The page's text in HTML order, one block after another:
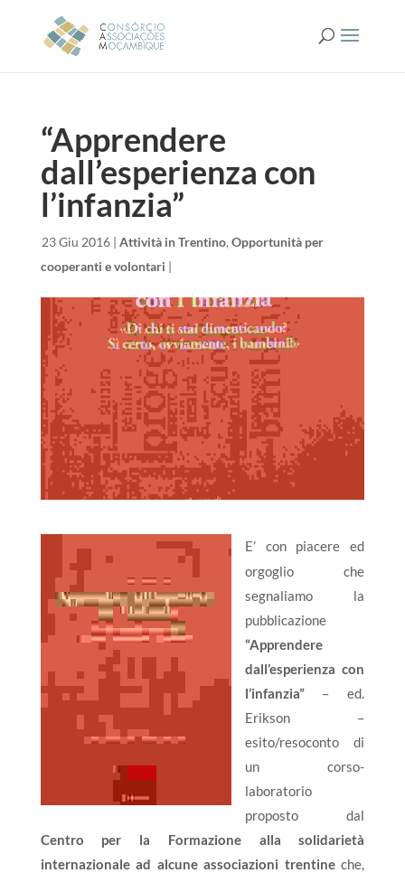
“Apprendere
dall’esperienza con
l’infanzia”
23 Giu 2016| Attività in Trentino, Opportunità per
cooperanti e volontari |
E’ con piacere ed
orgoglio che
segnaliamo la
pubblicazione
“Apprendere
dall’esperienza con
l’infanzia”– ed.
Erikson –
esito/resoconto di
un corso-
laboratorio
proposto dal
Centro per la Formazione alla solidarietà
internazionale ad alcune associazioni trentineche,